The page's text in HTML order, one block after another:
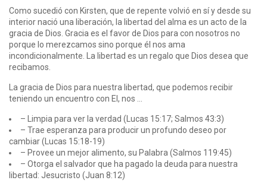
Como sucedió con Kirsten, que de repente volvió en sí y desde su
interior nació una liberación, la libertad del alma es un acto de la
gracia de Dios. Gracia es el favor de Dios para con nosotros no
porque lo merezcamos sino porque él nos ama
incondicionalmente. La libertad es un regalo que Dios desea que
recibamos.
La gracia de Dios para nuestra libertad, que podemos recibir
teniendo un encuentro con El, nos …
– Limpia para ver la verdad (Lucas 15:17; Salmos 43:3)
– Trae esperanza para producir un profundo deseo por
cambiar (Lucas 15:18-19)
– Provee un mejor alimento, su Palabra (Salmos 119:45)
– Otorga el salvador que ha pagado la deuda para nuestra
libertad: Jesucristo (Juan 8:12)